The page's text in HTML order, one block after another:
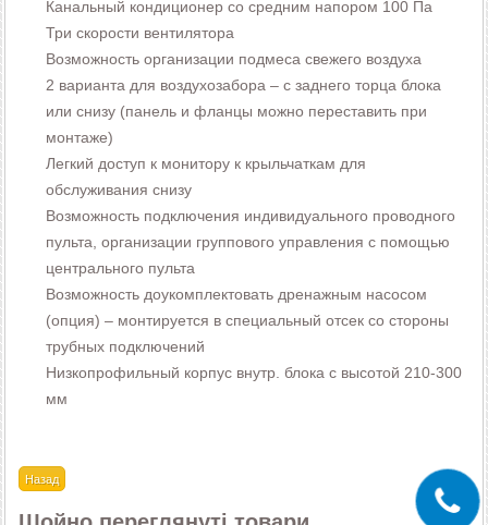
Канальный кондиционер со средним напором 100 Па
Три скорости вентилятора
Возможность организации подмеса свежего воздуха
2 варианта для воздухозабора – с заднего торца блока
или снизу (панель и фланцы можно переставить при
монтаже)
Легкий доступ к монитору к крыльчаткам для
обслуживания снизу
Возможность подключения индивидуального проводного
пульта, организации группового управления с помощью
центрального пульта
Возможность доукомплектовать дренажным насосом
(опция) – монтируется в специальный отсек со стороны
трубных подключений
Низкопрофильный корпус внутр. блока с высотой 210-300
мм